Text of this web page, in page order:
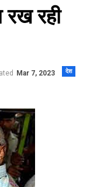
रख रही
देश
Mar 7, 2023